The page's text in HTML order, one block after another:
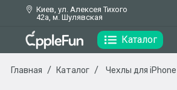
Киев, ул. Алексея Тихого
42а, м. Шулявская
Каталог
Главная Каталог Чехлы для iPhone